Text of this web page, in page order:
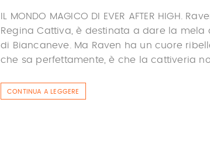
IL MONDO MAGICO DI EVER AFTER HIGH.
Regina Cattiva, è destinata a dare la
di Biancaneve. Ma Raven ha un cuore
che sa perfettamente, è che la cattiveria
CONTINUA A LEGGERE